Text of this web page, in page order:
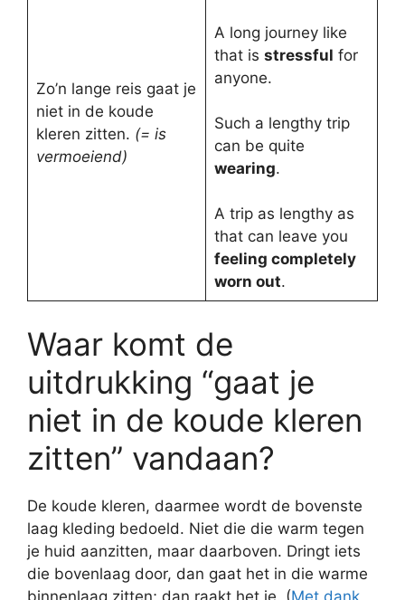
Zo’n lange reis gaat je
niet in de koude
kleren zitten. (= is
vermoeiend)
A long journey like
that is stressful for
anyone.
Such a lengthy trip
can be quite
wearing.
A trip as lengthy as
that can leave you
feeling completely
worn out.
Waar komt de
uitdrukking “gaat je
niet in de koude kleren
zitten” vandaan?
De koude kleren, daarmee wordt de bovenste
laag kleding bedoeld. Niet die die warm tegen
je huid aanzitten, maar daarboven. Dringt iets
die bovenlaag door, dan gaat het in die warme
binnenlaag zitten; dan raakt het je. (Met dank